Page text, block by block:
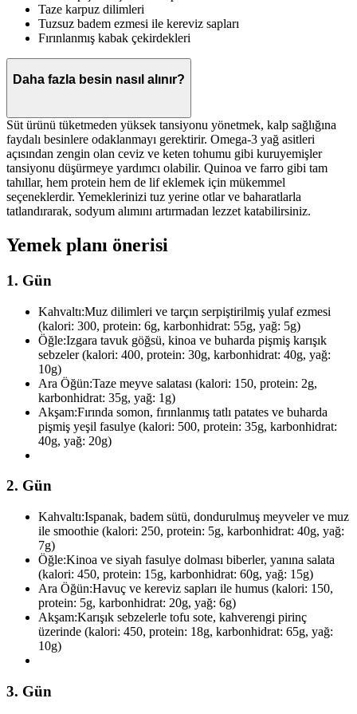
Taze karpuz dilimleri
Tuzsuz badem ezmesi ile kereviz sapları
Fırınlanmış kabak çekirdekleri
Daha fazla besin nasıl alınır?
Süt ürünü tüketmeden yüksek tansiyonu yönetmek, kalp sağlığına
faydalı besinlere odaklanmayı gerektirir. Omega-3 yağ asitleri
açısından zengin olan ceviz ve keten tohumu gibi kuruyemişler
tansiyonu düşürmeye yardımcı olabilir. Quinoa ve farro gibi tam
tahıllar, hem protein hem de lif eklemek için mükemmel
seçeneklerdir. Yemeklerinizi tuz yerine otlar ve baharatlarla
tatlandırarak, sodyum alımını artırmadan lezzet katabilirsiniz.
Yemek planı önerisi
1. Gün
Kahvaltı:Muz dilimleri ve tarçın serpiştirilmiş yulaf ezmesi
(kalori: 300, protein: 6g, karbonhidrat: 55g, yağ: 5g)
Öğle:Izgara tavuk göğsü, kinoa ve buharda pişmiş karışık
sebzeler (kalori: 400, protein: 30g, karbonhidrat: 40g, yağ:
10g)
Ara Öğün:Taze meyve salatası (kalori: 150, protein: 2g,
karbonhidrat: 35g, yağ: 1g)
Akşam:Fırında somon, fırınlanmış tatlı patates ve buharda
pişmiş yeşil fasulye (kalori: 500, protein: 35g, karbonhidrat:
40g, yağ: 20g)
2. Gün
Kahvaltı:Ispanak, badem sütü, dondurulmuş meyveler ve muz
ile smoothie (kalori: 250, protein: 5g, karbonhidrat: 40g, yağ:
7g)
Öğle:Kinoa ve siyah fasulye dolması biberler, yanına salata
(kalori: 450, protein: 15g, karbonhidrat: 60g, yağ: 15g)
Ara Öğün:Havuç ve kereviz sapları ile humus (kalori: 150,
protein: 5g, karbonhidrat: 20g, yağ: 6g)
Akşam:Karışık sebzelerle tofu sote, kahverengi pirinç
üzerinde (kalori: 450, protein: 18g, karbonhidrat: 65g, yağ:
10g)
3. Gün